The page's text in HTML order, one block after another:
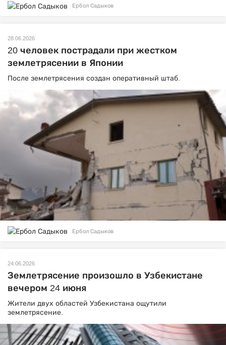
Ербол Садыков
28.06.2026
20 человек пострадали при жестком
землетрясении в Японии
После землетрясения создан оперативный штаб.
Ербол Садыков
24.06.2026
Землетрясение произошло в Узбекистане
вечером 24 июня
Жители двух областей Узбекистана ощутили
землетрясение.